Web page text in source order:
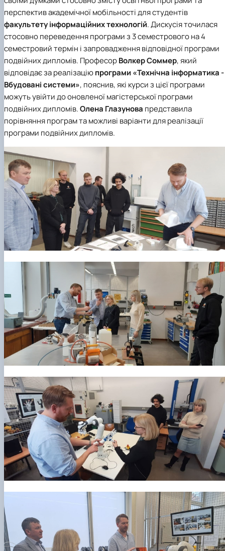
перспектив академічної мобільності для студентів
факультету інформаційних технологій. Дискусія точилася
стосовно переведення програми з 3 семестрового на 4
семестровий термін і запровадження відповідної програми
подвійних дипломів. ПрофесорВолкер Соммер, який
відповідає за реалізаціюпрограми «Технічна інформатика -
Вбудовані системи», пояснив, які курси з цієї програми
можуть увійти до оновленої магістерської програми
подвійних дипломів.Олена Глазунова представила
порівняння програм та можливі варіанти для реалізації
програми подвійних дипломів.